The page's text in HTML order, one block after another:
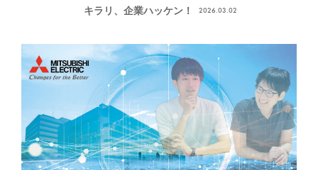
式会社】
キラリ、企業ハッケン！ 2026.03.02